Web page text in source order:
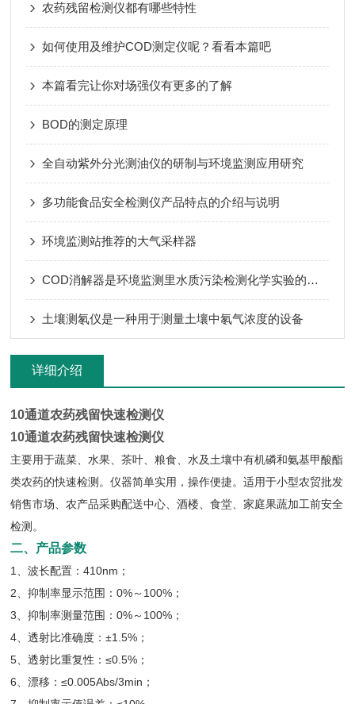
农药残留检测仪都有哪些特性
如何使用及维护COD测定仪呢？看看本篇吧
本篇看完让你对场强仪有更多的了解
BOD的测定原理
全自动紫外分光测油仪的研制与环境监测应用研究
多功能食品安全检测仪产品特点的介绍与说明
环境监测站推荐的大气采样器
COD消解器是环境监测里水质污染检测化学实验的重要仪器
土壤测氡仪是一种用于测量土壤中氡气浓度的设备
详细介绍
10通道农药残留快速检测仪
10通道农药残留快速检测仪
主要用于蔬菜、水果、茶叶、粮食、水及土壤中有机磷和氨基甲酸酯
类农药的快速检测。仪器简单实用，操作便捷。适用于小型农贸批发
销售市场、农产品采购配送中心、酒楼、食堂、家庭果蔬加工前安全
检测。
二、产品参数
1、波长配置：410nm；
2、抑制率显示范围：0%～100%；
3、抑制率测量范围：0%～100%；
4、透射比准确度：±1.5%；
5、透射比重复性：≤0.5%；
6、漂移：≤0.005Abs/3min；